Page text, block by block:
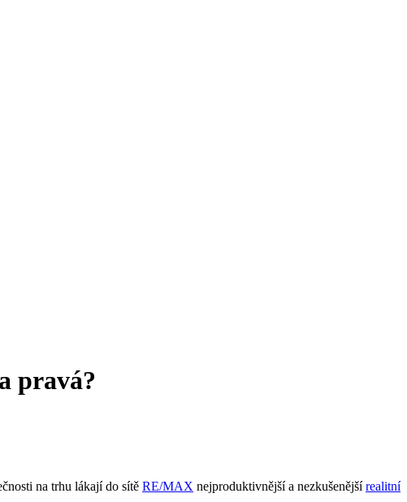
pravá?
na trhu lákají do sítě RE/MAX nejproduktivnější a nezkušenějšírealitní